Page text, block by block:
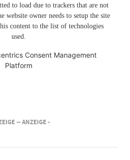
to load due to trackers that are not
website owner needs to setup the site
content to the list of technologies
used.
Consent Management
Platform
-- ANZEIGE -